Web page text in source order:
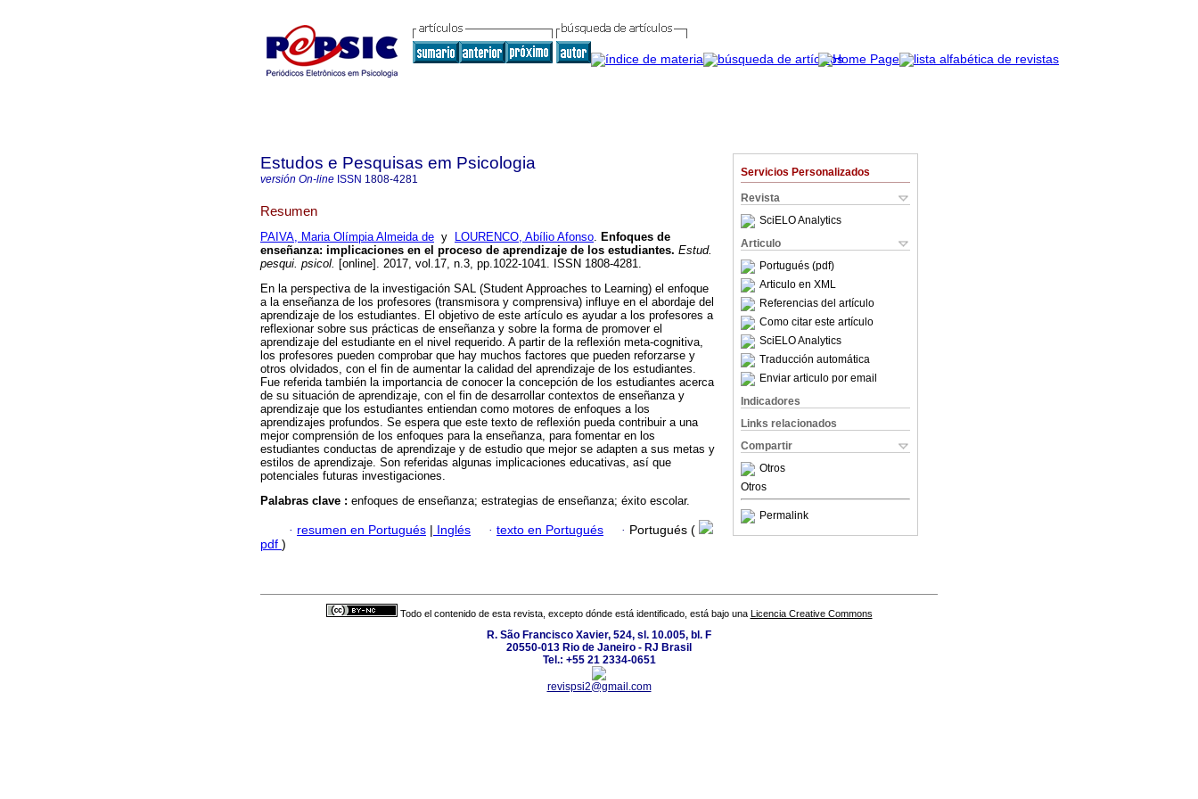
Servicios Personalizados
Revista
SciELO Analytics
Articulo
Portugués (pdf)
Articulo en XML
Referencias del artículo
Como citar este artículo
SciELO Analytics
Traducción automática
Enviar articulo por email
Indicadores
Links relacionados
Compartir
Otros
Otros
Permalink
Estudos e Pesquisas em Psicologia
versión On-line ISSN 1808-4281
Resumen
PAIVA, Maria Olímpia Almeida de y LOURENCO, Abílio Afonso. Enfoques de
enseñanza: implicaciones en el proceso de aprendizaje de los estudiantes. Estud.
pesqui. psicol. [online]. 2017, vol.17, n.3, pp.1022-1041. ISSN 1808-4281.
En la perspectiva de la investigación SAL (Student Approaches to Learning) el enfoque
a la enseñanza de los profesores (transmisora y comprensiva) influye en el abordaje del
aprendizaje de los estudiantes. El objetivo de este artículo es ayudar a los profesores a
reflexionar sobre sus prácticas de enseñanza y sobre la forma de promover el
aprendizaje del estudiante en el nivel requerido. A partir de la reflexión meta-cognitiva,
los profesores pueden comprobar que hay muchos factores que pueden reforzarse y
otros olvidados, con el fin de aumentar la calidad del aprendizaje de los estudiantes.
Fue referida también la importancia de conocer la concepción de los estudiantes acerca
de su situación de aprendizaje, con el fin de desarrollar contextos de enseñanza y
aprendizaje que los estudiantes entiendan como motores de enfoques a los
aprendizajes profundos. Se espera que este texto de reflexión pueda contribuir a una
mejor comprensión de los enfoques para la enseñanza, para fomentar en los
estudiantes conductas de aprendizaje y de estudio que mejor se adapten a sus metas y
estilos de aprendizaje. Son referidas algunas implicaciones educativas, así que
potenciales futuras investigaciones.
Palabras clave : enfoques de enseñanza; estrategias de enseñanza; éxito escolar.
· resumen en Portugués | Inglés · texto en Portugués · Portugués (
pdf )
Todo el contenido de esta revista, excepto dónde está identificado, está bajo una Licencia Creative Commons
R. São Francisco Xavier, 524, sl. 10.005, bl. F
20550-013 Rio de Janeiro - RJ Brasil
Tel.: +55 21 2334-0651
revispsi2@gmail.com